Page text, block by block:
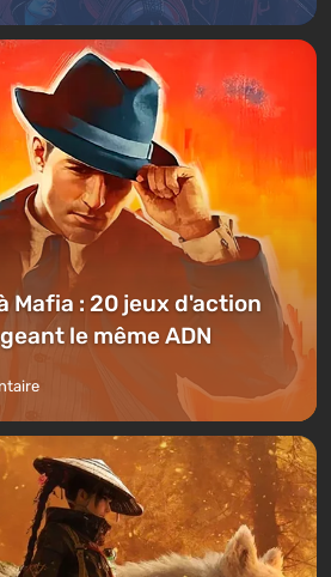
Mafia : 20 jeux d'action
le même ADN